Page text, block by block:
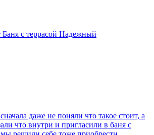
даже не поняли что такое стоит, а
что внутри и пригласили в баня с